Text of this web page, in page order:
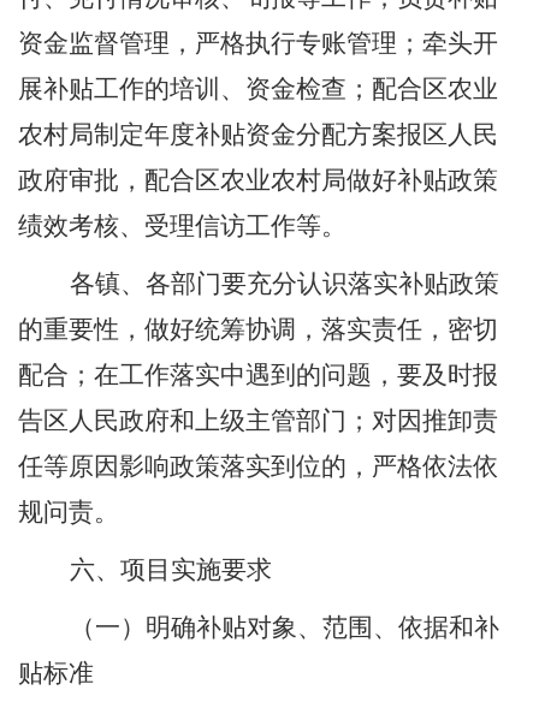
资金监督管理，严格执行专账管理；牵头开
展补贴工作的培训、资金检查；配合区农业
农村局制定年度补贴资金分配方案报区人民
政府审批，配合区农业农村局做好补贴政策
绩效考核、 受理信访工作等。
各镇、 各部门要充分认识落实补贴政策
的重要性，做好统筹协调，落实责任，密切
配合；在工作落实中遇到的问题，要及时报
告区人民政府和上级主管部门 ； 对因推卸责
任等原因影响政策落实到位的 ， 严格依法依
规问责。
六、项目实施要求
（一）明确补贴对象、范围、依据和补
贴标准